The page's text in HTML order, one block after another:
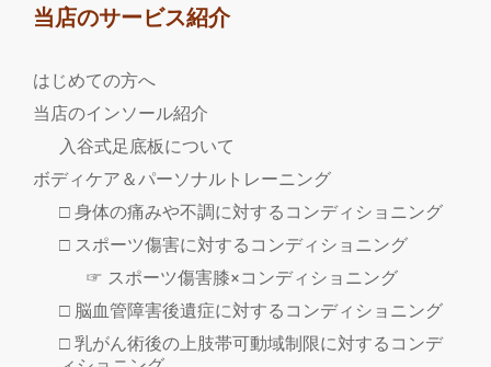
当店のサービス紹介
はじめての方へ
当店のインソール紹介
入谷式足底板について
ボディケア＆パーソナルトレーニング
□ 身体の痛みや不調に対するコンディショニング
□ スポーツ傷害に対するコンディショニング
☞ スポーツ傷害膝×コンディショニング
□ 脳血管障害後遺症に対するコンディショニング
□ 乳がん術後の上肢帯可動域制限に対するコンデ